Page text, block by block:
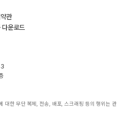
관
운로드
대한 무단 복제, 전송, 배포, 스크래핑 등의 행위는 관